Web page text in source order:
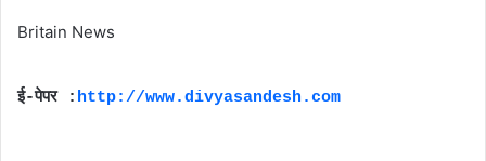
Britain News
ई-पेपर : http://www.divyasandesh.com